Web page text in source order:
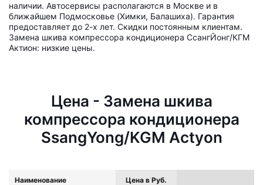
наличии. Автосервисы располагаются в Москве и в
ближайшем Подмосковье (Химки, Балашиха). Гарантия
предоставляет до 2-х лет. Скидки постоянным клиентам.
Замена шкива компрессора кондиционера СсангЙонг/КГМ
Актион: низкие цены.
Цена - Замена шкива
компрессора кондиционера
SsangYong/KGM Actyon
Наименование Цена в Руб.